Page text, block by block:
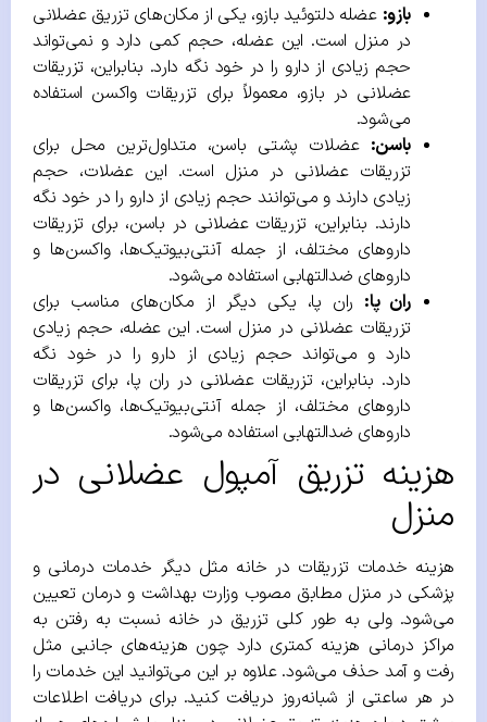
بازو: عضله دلتوئید بازو، یکی از مکان‌های تزریق عضلانی
در منزل است. این عضله، حجم کمی دارد و نمی‌تواند
حجم زیادی از دارو را در خود نگه دارد. بنابراین، تزریقات
عضلانی در بازو، معمولاً برای تزریقات واکسن استفاده
می‌شود.
باسن: عضلات پشتی باسن، متداول‌ترین محل برای
تزریقات عضلانی در منزل است. این عضلات، حجم
زیادی دارند و می‌توانند حجم زیادی از دارو را در خود نگه
دارند. بنابراین، تزریقات عضلانی در باسن، برای تزریقات
داروهای مختلف، از جمله آنتی‌بیوتیک‌ها، واکسن‌ها و
داروهای ضدالتهابی استفاده می‌شود.
ران پا: ران پا، یکی دیگر از مکان‌های مناسب برای
تزریقات عضلانی در منزل است. این عضله، حجم زیادی
دارد و می‌تواند حجم زیادی از دارو را در خود نگه
دارد. بنابراین، تزریقات عضلانی در ران پا، برای تزریقات
داروهای مختلف، از جمله آنتی‌بیوتیک‌ها، واکسن‌ها و
داروهای ضدالتهابی استفاده می‌شود.
هزینه تزریق آمپول عضلانی در
منزل
هزینه خدمات تزریقات در خانه مثل دیگر خدمات درمانی و
پزشکی در منزل مطابق مصوب وزارت بهداشت و درمان تعیین
می‌شود. ولی به طور کلی تزریق در خانه نسبت به رفتن به
مراکز درمانی هزینه کمتری دارد چون هزینه‌های جانبی مثل
رفت و آمد حذف می‌شود. علاوه بر این می‌توانید این خدمات را
در هر ساعتی از شبانه‌روز دریافت کنید. برای دریافت اطلاعات